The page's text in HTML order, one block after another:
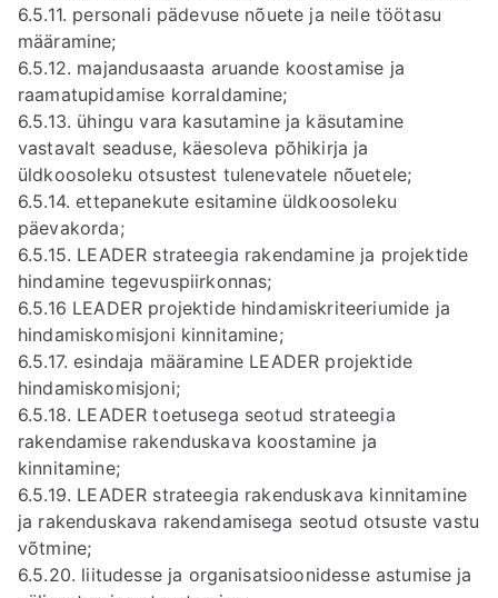
6.5.11. personali pädevuse nõuete ja neile töötasu
määramine;
6.5.12. majandusaasta aruande koostamise ja
raamatupidamise korraldamine;
6.5.13. ühingu vara kasutamine ja käsutamine
vastavalt seaduse, käesoleva põhikirja ja
üldkoosoleku otsustest tulenevatele nõuetele;
6.5.14. ettepanekute esitamine üldkoosoleku
päevakorda;
6.5.15. LEADER strateegia rakendamine ja projektide
hindamine tegevuspiirkonnas;
6.5.16 LEADER projektide hindamiskriteeriumide ja
hindamiskomisjoni kinnitamine;
6.5.17. esindaja määramine LEADER projektide
hindamiskomisjoni;
6.5.18. LEADER toetusega seotud strateegia
rakendamise rakenduskava koostamine ja
kinnitamine;
6.5.19. LEADER strateegia rakenduskava kinnitamine
ja rakenduskava rakendamisega seotud otsuste vastu
võtmine;
6.5.20. liitudesse ja organisatsioonidesse astumise ja